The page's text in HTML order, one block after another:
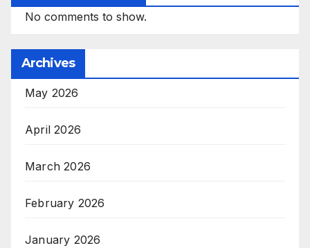
No comments to show.
Archives
May 2026
April 2026
March 2026
February 2026
January 2026